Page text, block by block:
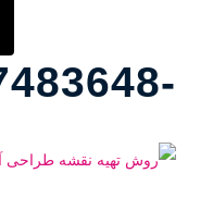
-2147483648_-210178